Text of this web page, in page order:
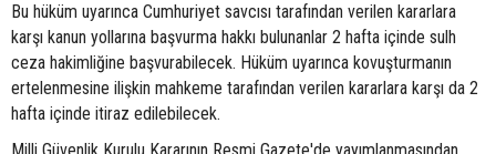
Bu hüküm uyarınca Cumhuriyet savcısı tarafından verilen kararlara
karşı kanun yollarına başvurma hakkı bulunanlar 2 hafta içinde sulh
ceza hakimliğine başvurabilecek. Hüküm uyarınca kovuşturmanın
ertelenmesine ilişkin mahkeme tarafından verilen kararlara karşı da 2
hafta içinde itiraz edilebilecek.